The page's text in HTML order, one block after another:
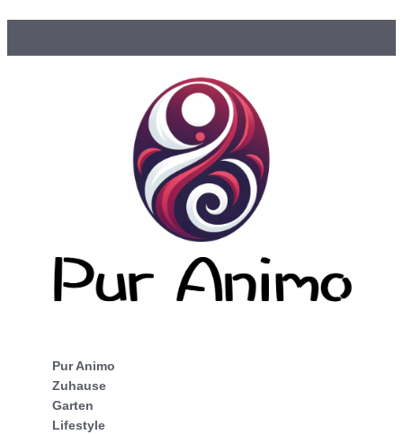
Pur Animo
Zuhause
Garten
Lifestyle